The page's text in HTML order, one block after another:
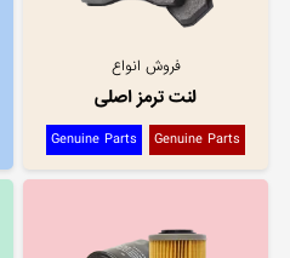
فروش انواع
لنت ترمز اصلی
Genuine Parts
Genuine Parts